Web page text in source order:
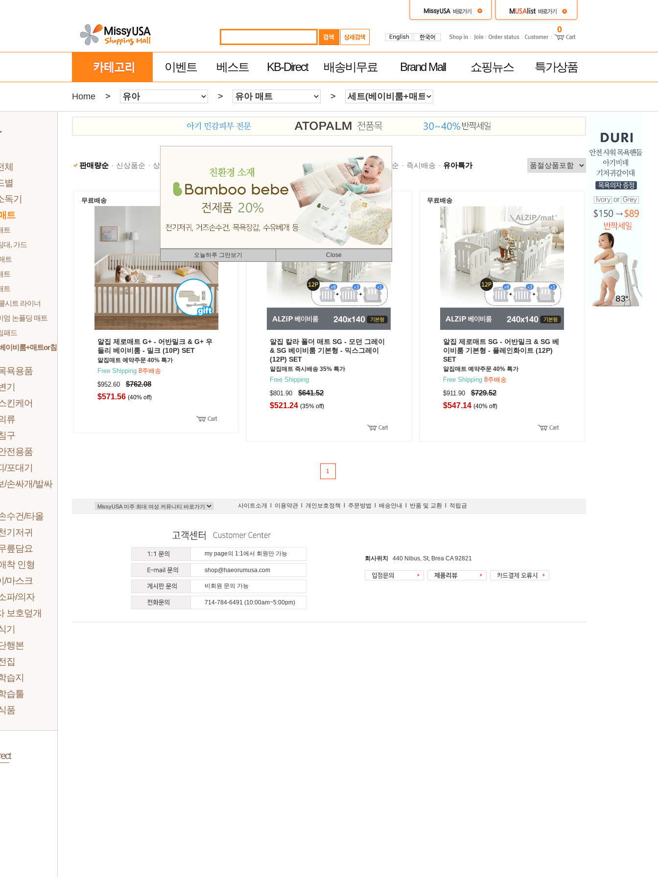
0
이벤트 베스트 KB-Direct 배송비무료 Brand Mall 쇼핑뉴스 특가상품
Home > > >
체
별
독기
트
트
대, 가드
트
트
트
시트 라이너
엄 논폴딩 매트
패드
이비룸+매트or침
욕용품
기
킨케어
류
구
전용품
/포대기
/손싸개/발싸
수건/타올
기저귀
릎담요
착 인형
/마스크
파/의자
보호덮개
기
행본
집
습지
습툴
품
오늘하루 그만보기 Close
판매량순 신상품순 상품명순 제품평 많은순 빠른 배송순 추천순 즉시배송 유아특가
무료배송
알집 제로매트 G+ - 어반밀크 & G+ 우
들리 베이비룸 - 밀크 (10P) SET
알집매트 예약주문 40% 특가
Free Shipping 8주배송
$952.60$762.08
$571.56 (40% off)
알집 칼라 폴더 매트 SG - 모던 그레이
& SG 베이비룸 기본형 - 믹스그레이
(12P) SET
알집매트 즉시배송 35% 특가
Free Shipping
$801.90$641.52
$521.24(35% off)
무료배송
알집 제로매트 SG - 어반밀크 & SG 베
이비룸 기본형 - 플레인화이트 (12P)
SET
알집매트 예약주문 40% 특가
Free Shipping 8주배송
$911.90$729.52
$547.14 (40% off)
1
사이트소개 이용약관 개인보호정책 주문방법 배송안내 반품 및 교환 적립금
회사위치 440 Nibus, St, Brea CA 92821
my page의 1:1에서 회원만 가능
shop@haeorumusa.com
비회원 문의 가능
714-784-6491 (10:00am~5:00pm)